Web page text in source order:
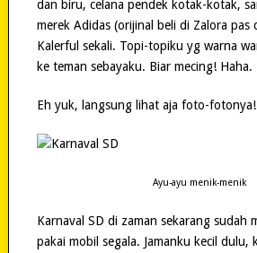
dan biru, celana pendek kotak-kotak,
merek Adidas (orijinal beli di Zalora pas
Kalerful sekali. Topi-topiku yg warna
ke teman sebayaku. Biar mecing! Haha.
Eh yuk, langsung lihat aja foto-fotonya!
Ayu-ayu menik-menik
Karnaval SD di zaman sekarang sudah
pakai mobil segala. Jamanku kecil dulu,